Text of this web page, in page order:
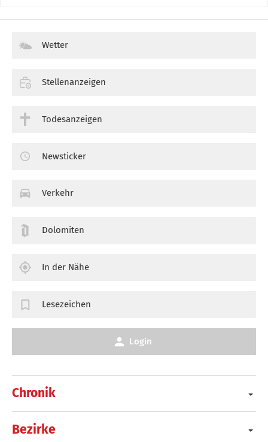
Chronik
Bezirke
Wetter
Stellenanzeigen
Todesanzeigen
Newsticker
Verkehr
Dolomiten
In der Nähe
Lesezeichen
Login